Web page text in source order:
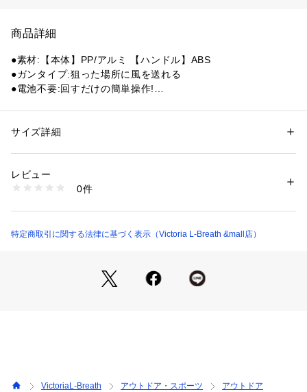
商品詳細
●素材:【本体】PP/アルミ 【ハンドル】ABS
●ガンタイプ:狙った場所に風を送れる
●電池不要:回すだけの簡単操作!
【商品の購入にあたっての注意事項】
※ブラウザやお使いのモニター環境により、掲載画像と実際の
商品の色味が若干異なる場合があります。
い。モンターナ Montagna アウトドア調理器具 BBQ バーベキ
LB22052305bn キャンプ用品
性別：レディース
プ・バーベキュー
1540300080069
サイズ詳細
レビュー
0件
特定商取引に関する法律に基づく表示（Victoria L-Breath &mall店）
VictoriaL-Breath アウトドア・スポーツ
アウトドア